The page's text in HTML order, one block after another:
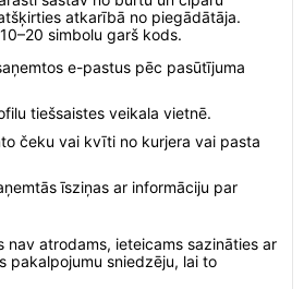
atkarībā no piegādātāja.
simbolu garš kods.
e-pastus pēc pasūtījuma
tiešsaistes veikala vietnē.
čeku vai kvīti no kurjera vai pasta
īsziņas ar informāciju par
nav atrodams, ieteicams sazināties ar
pakalpojumu sniedzēju, lai to